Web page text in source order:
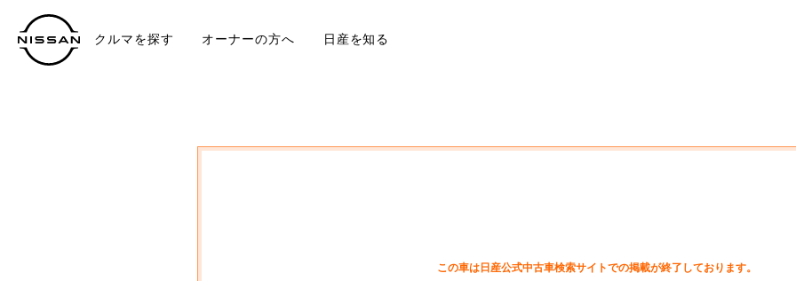
クルマを探す オーナーの方へ 日産を知る
この車は日産公式中古車検索サイトでの掲載が終了しております。